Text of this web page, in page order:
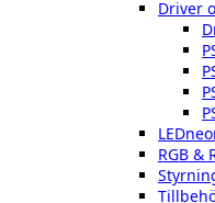
Driver
RGB &